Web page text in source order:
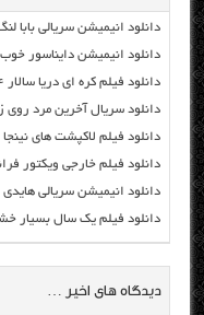
دانلود انیمیشن سریالی بابا لنگ دراز ۱۹۹۰ با
دانلود انیمیشن دایناسور خوب ۲۰۱۵ با دوبله
دانلود فیلم کره ای دریا سالار ۲۰۱۴ با دوبله فارسی
دانلود سریال آخرین مرد روی زمین ۲۰۱۵ با
دانلود فیلم لاکپشت های نینجا : بیرون از
دانلود فیلم خارجی ویکتور فرانکنشتاین ۲۰۱۵
دانلود انیمیشن سریالی
دانلود فیلم یک سال بسیار خشن ۲۰۱۴ با دوبله
دیدگاه های اخیر …